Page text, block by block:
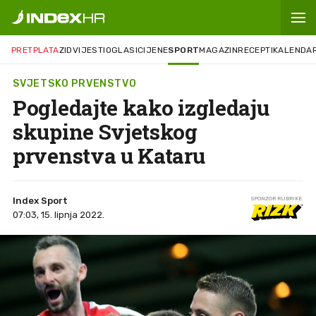
PRETPLATAZIDVIJESTIOGLASICIJENESPORTMAGAZINRECEPTI
SVJETSKO PRVENSTVO
Pogledajte kako izgledaju
skupine Svjetskog
prvenstva u Kataru
Index Sport
07:03, 15. lipnja 2022.
SPONZOR RUBRIKE